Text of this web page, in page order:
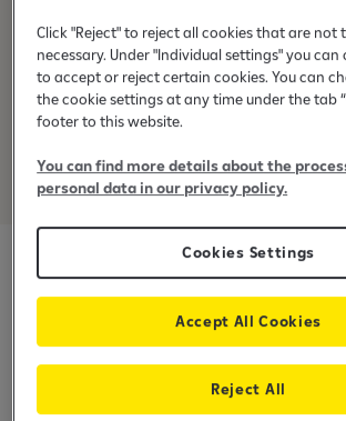
Prihvatanja platnih
Click "Reject" to reject all cookies that are not
necessary. Under "Individual settings" you
to accept or reject certain cookies. You can
the cookie settings at any time under the tab
footer to this website.
You can find more details about the
personal data in our privacy policy.
Cookies Settings
Reject All
Accept All Cookies